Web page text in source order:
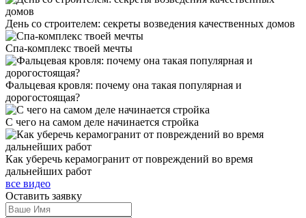
День со строителем: секреты возведения качественных домов
Спа-комплекс твоей мечты
Фальцевая кровля: почему она такая популярная и
дорогостоящая?
С чего на самом деле начинается стройка
Как уберечь керамогранит от повреждений во время
дальнейших работ
все видео
Оставить заявку